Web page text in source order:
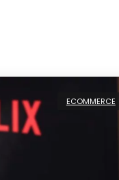
ECOMMERCE